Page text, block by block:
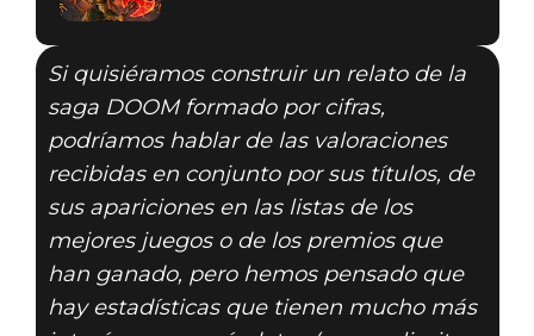
DOOM® Eternal
27 de junio de 2019
Si quisiéramos construir un relato de la
saga DOOM formado por cifras,
podríamos hablar de las valoraciones
recibidas en conjunto por sus títulos, de
sus apariciones en las listas de los
mejores juegos o de los premios que
han ganado, pero hemos pensado que
hay estadísticas que tienen mucho más